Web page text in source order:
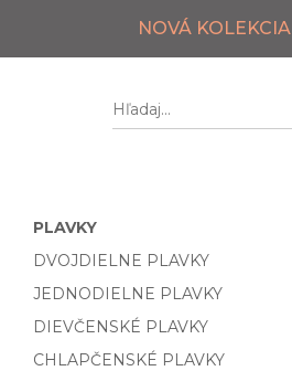
NOVÁ KOLEKCIA
PLAVKY
DVOJDIELNE PLAVKY
JEDNODIELNE PLAVKY
DIEVČENSKÉ PLAVKY
CHLAPČENSKÉ PLAVKY